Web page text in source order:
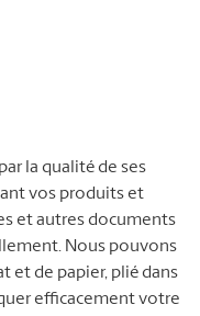
la qualité de ses
vos produits et
et autres documents
Nous pouvons
et de papier, plié dans
efficacement votre